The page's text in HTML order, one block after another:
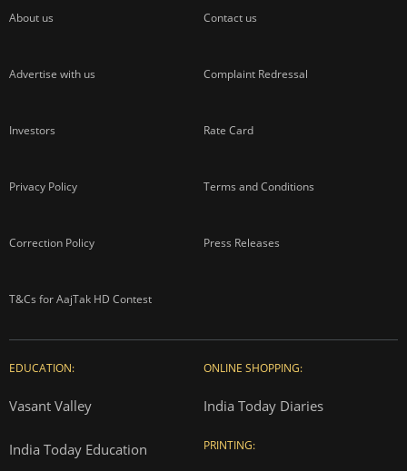
About us Contact us
Advertise with us Complaint Redressal
Investors Rate Card
Privacy Policy Terms and Conditions
Correction Policy Press Releases
T&Cs for AajTak HD Contest
EDUCATION:
Vasant Valley
India Today Education
ONLINE SHOPPING:
India Today Diaries
PRINTING: